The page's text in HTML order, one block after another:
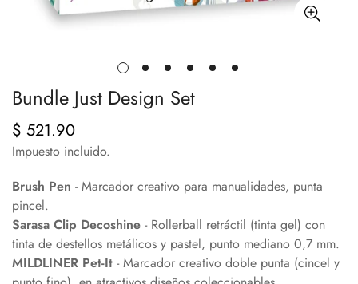
Bundle Just Design Set
Precio
regular
$ 521.90
Impuesto incluido.
Brush Pen - Marcador creativo para manualidades, punta
pincel.
Sarasa Clip Decoshine - Rollerball retráctil (tinta gel) con
tinta de destellos metálicos y pastel, punto mediano 0,7 mm.
MILDLINER Pet-It -Marcador creativo doble punta (cincel y